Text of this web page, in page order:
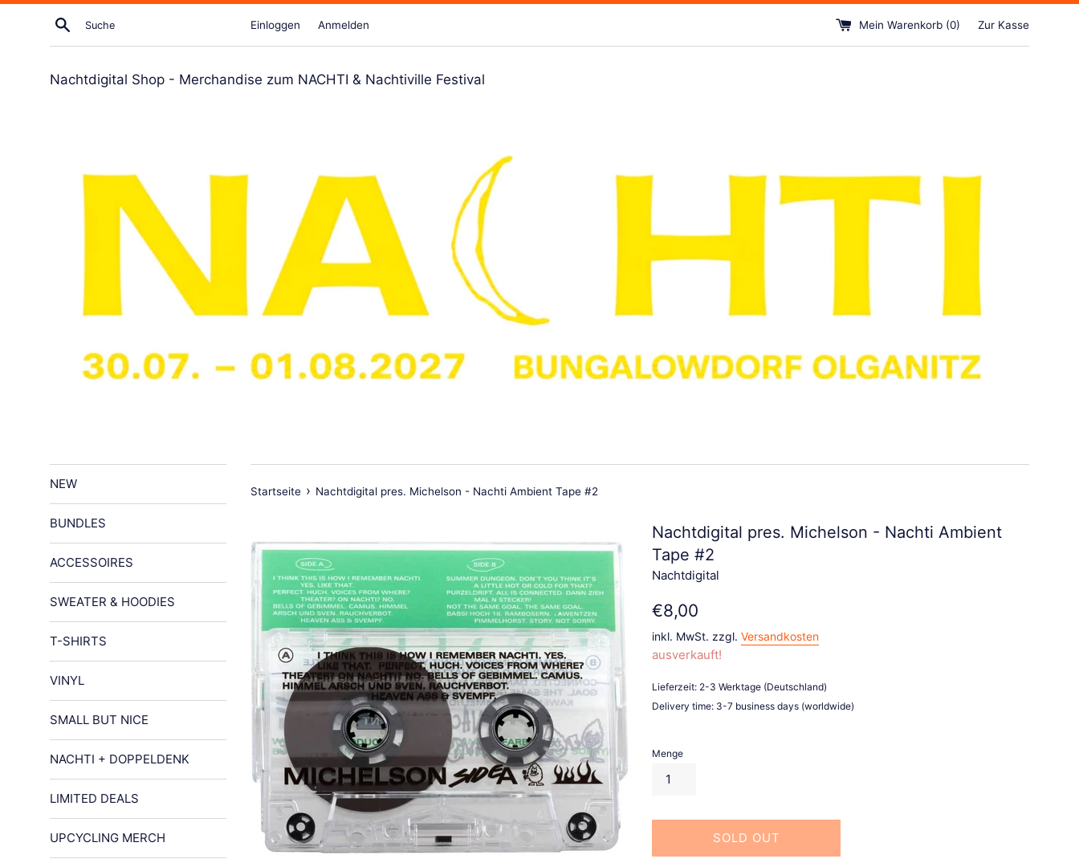
Direkt
Suche Einloggen Anmelden Mein Warenkorb (0) Zur Kasse
Nachtdigital Shop - Merchandise zum NACHTI & Nachtiville Festival
NEW
BUNDLES
ACCESSOIRES
SWEATER & HOODIES
T-SHIRTS
VINYL
SMALL BUT NICE
NACHTI + DOPPELDENK
LIMITED DEALS
UPCYCLING MERCH
Startseite › Nachtdigital pres. Michelson - Nachti Ambient Tape #2
Nachtdigital pres. Michelson - Nachti Ambient
Tape #2
Nachtdigital
Normaler
Preis
€8,00
inkl. MwSt. zzgl. Versandkosten
ausverkauft!
Lieferzeit: 2-3 Werktage (Deutschland)
Delivery time: 3-7 business days (worldwide)
Menge
SOLD OUT